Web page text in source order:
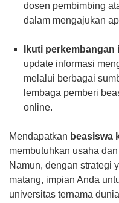
dosen pembimbing
dalam mengajukan
Ikuti
update informasi
melalui berbagai
lembaga pemberi
online.
Mendapatkan beasiswa
membutuhkan usaha
Namun, dengan strategi
matang, impian Anda
universitas ternama